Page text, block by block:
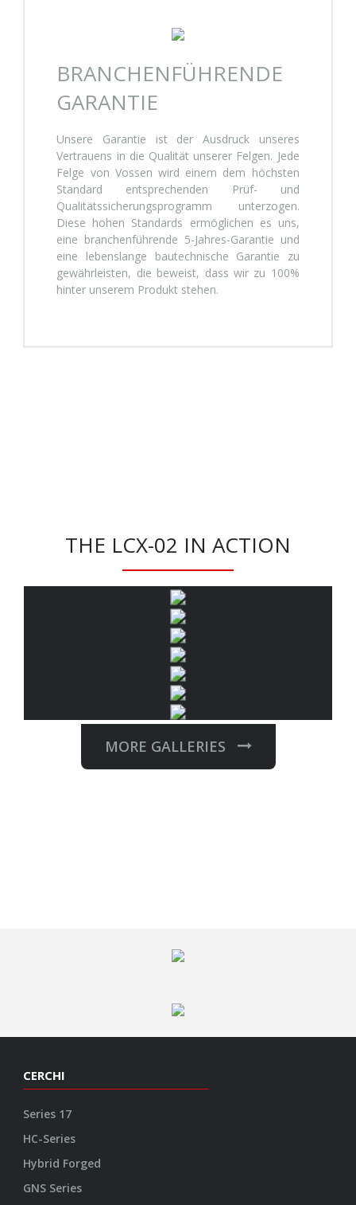
BRANCHENFÜHRENDE
GARANTIE
Unsere Garantie ist der Ausdruck unseres
Vertrauens in die Qualität unserer Felgen. Jede
Felge von Vossen wird einem dem höchsten
Standard entsprechenden Prüf- und
Qualitätssicherungsprogramm unterzogen.
Diese hohen Standards ermöglichen es uns,
eine branchenführende 5-Jahres-Garantie und
eine lebenslange bautechnische Garantie zu
gewährleisten, die beweist, dass wir zu 100%
hinter unserem Produkt stehen.
THE LCX-02 IN ACTION
MORE GALLERIES
CERCHI
Series 17
HC-Series
Hybrid Forged
GNS Series